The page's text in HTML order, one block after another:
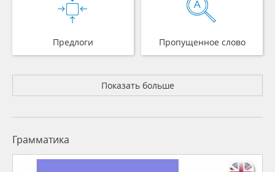
Предлоги Пропущенное слово
Показать больше
Грамматика